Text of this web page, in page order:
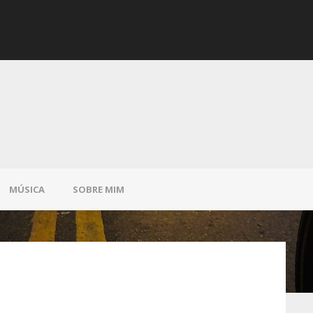
MÚSICA SOBRE MIM